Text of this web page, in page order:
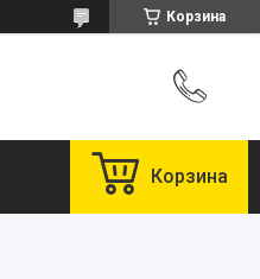
Корзина
Корзина